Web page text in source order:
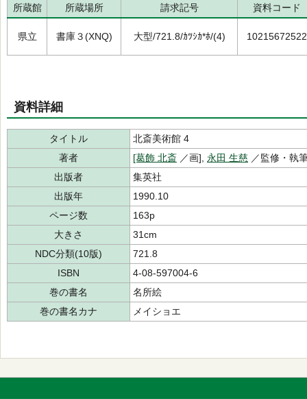
所蔵館 所蔵場所 請求記号 資料コード
県立 書庫３(XNQ) 大型/721.8/ｶﾂｼｶ*ﾎ/(4) 10215672522
資料詳細
タイトル
北斎美術館 4
著者
[葛飾 北斎 ／画], 永田 生慈 ／監修・執
出版者
集英社
出版年
1990.10
ページ数
163p
大きさ
31cm
NDC分類(10版)
721.8
ISBN
4-08-597004-6
巻の書名
名所絵
巻の書名カナ
メイショエ